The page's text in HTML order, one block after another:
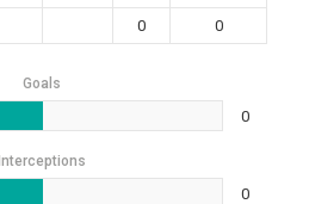
0 0
Goals
0
Interceptions
0